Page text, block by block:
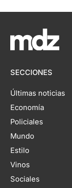
SECCIONES
Últimas noticias
Economía
Policiales
Mundo
Estilo
Vinos
Sociales